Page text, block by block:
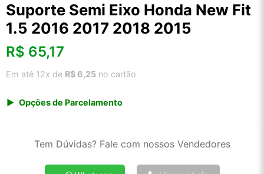
Suporte Semi Eixo Honda New Fit
1.5 2016 2017 2018 2015
R$ 65,17
Em até 12x de R$ 6,25 no cartão
Opções de Parcelamento
2x de R$ 34,93
4x de R$ 17,72
Tem Dúvidas? Fale com nossos Vendedores